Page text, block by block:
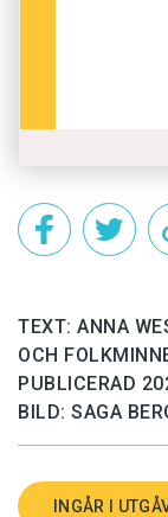
TEXT: ANNA
OCH
PUBLICERAD
BILD: SAGA
INGÅR I